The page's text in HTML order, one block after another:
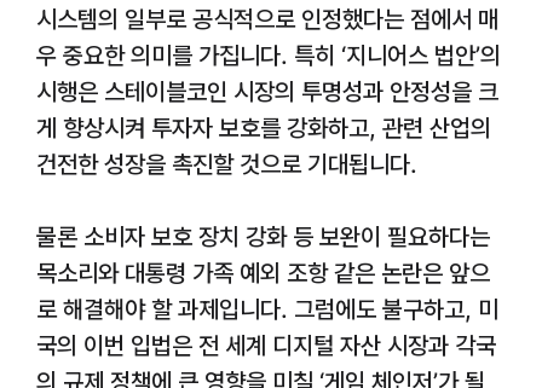
시스템의 일부로 공식적으로 인정했다는 점에서 매
우 중요한 의미를 가집니다. 특히 ‘지니어스 법안’의
시행은 스테이블코인 시장의 투명성과 안정성을 크
게 향상시켜 투자자 보호를 강화하고, 관련 산업의
건전한 성장을 촉진할 것으로 기대됩니다.
물론 소비자 보호 장치 강화 등 보완이 필요하다는
목소리와 대통령 가족 예외 조항 같은 논란은 앞으
로 해결해야 할 과제입니다. 그럼에도 불구하고, 미
국의 이번 입법은 전 세계 디지털 자산 시장과 각국
의 규제 정책에 큰 영향을 미칠 ‘게임 체인저’가 될